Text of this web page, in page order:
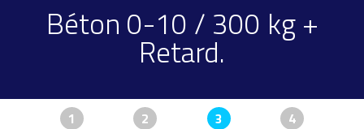
Béton 0-10 / 300 kg +
Retard.
1 2 3 4